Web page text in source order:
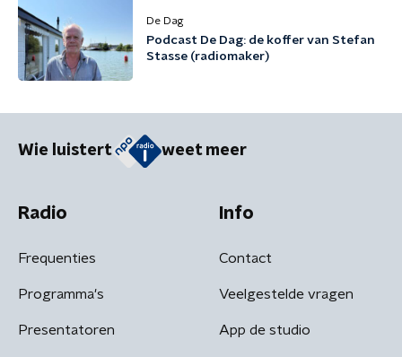
De Dag
Podcast De Dag: de koffer van Stefan
Stasse (radiomaker)
Wie luistert weet meer
Radio
Frequenties
Programma's
Presentatoren
Info
Contact
Veelgestelde vragen
App de studio